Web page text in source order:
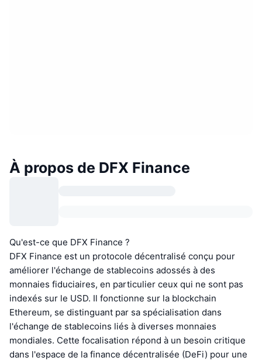
À propos de DFX Finance
Qu'est-ce que DFX Finance ?
DFX Finance est un protocole décentralisé conçu pour
améliorer l'échange de stablecoins adossés à des
monnaies fiduciaires, en particulier ceux qui ne sont pas
indexés sur le USD. Il fonctionne sur la blockchain
Ethereum, se distinguant par sa spécialisation dans
l'échange de stablecoins liés à diverses monnaies
mondiales. Cette focalisation répond à un besoin critique
dans l'espace de la finance décentralisée (DeFi) pour une